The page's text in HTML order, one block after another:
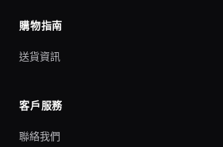
購物指南
送貨資訊
客戶服務
聯絡我們